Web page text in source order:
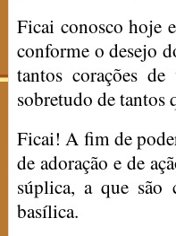
Ficai conosco hoje
conforme o desejo
tantos corações de
sobretudo de tantos
Ficai! A fim de
de adoração e de
súplica, a que são
basílica.